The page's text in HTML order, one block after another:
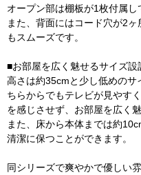
オープン部は棚板が1枚付属し
また、背面にはコード穴が2
もスムーズです。
■お部屋を広く魅せるサイズ設
高さは約35cmと少し低めの
ちらからでもテレビが見やす
を感じさせず、お部屋を広く
また、床から本体までは約
清潔に保つことができます。
同シリーズで爽やかで優しい